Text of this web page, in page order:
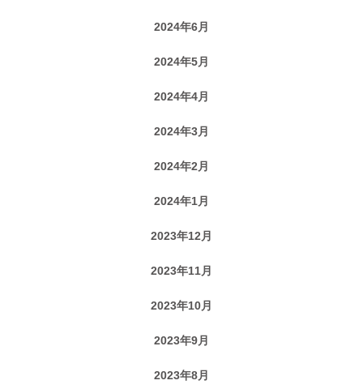
2024年6月
2024年5月
2024年4月
2024年3月
2024年2月
2024年1月
2023年12月
2023年11月
2023年10月
2023年9月
2023年8月